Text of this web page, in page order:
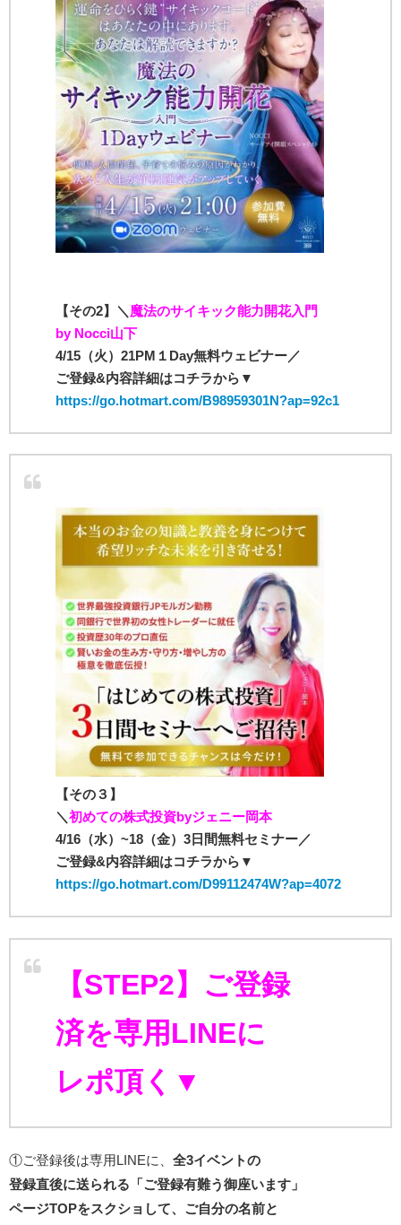
【その2】＼ 魔法のサイキック能力開花入門
by Nocci山下
4/15（火）21PM１Day無料ウェビナー／
ご登録&内容詳細はコチラから▼
https://go.hotmart.com/B98959301N?ap=92c1
【その３ 】
＼初めての株式投資byジェニー岡本
4/16（水）~18（金）3日間無料セミナー／
ご登録&内容詳細はコチラから▼
https://go.hotmart.com/D99112474W?ap=4072
【STEP2】ご登録
済を専用LINEに
レポ頂く▼
①ご登録後は専用LINEに、 全3イベントの
登録直後に送られる「ご登録有難う御座います」
ページTOPをスクショして、ご自分の名前と